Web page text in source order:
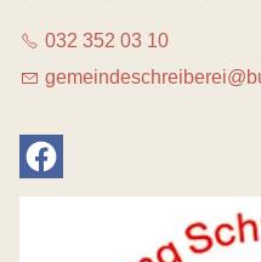
032 352 03 10
g
m nd schr b r b